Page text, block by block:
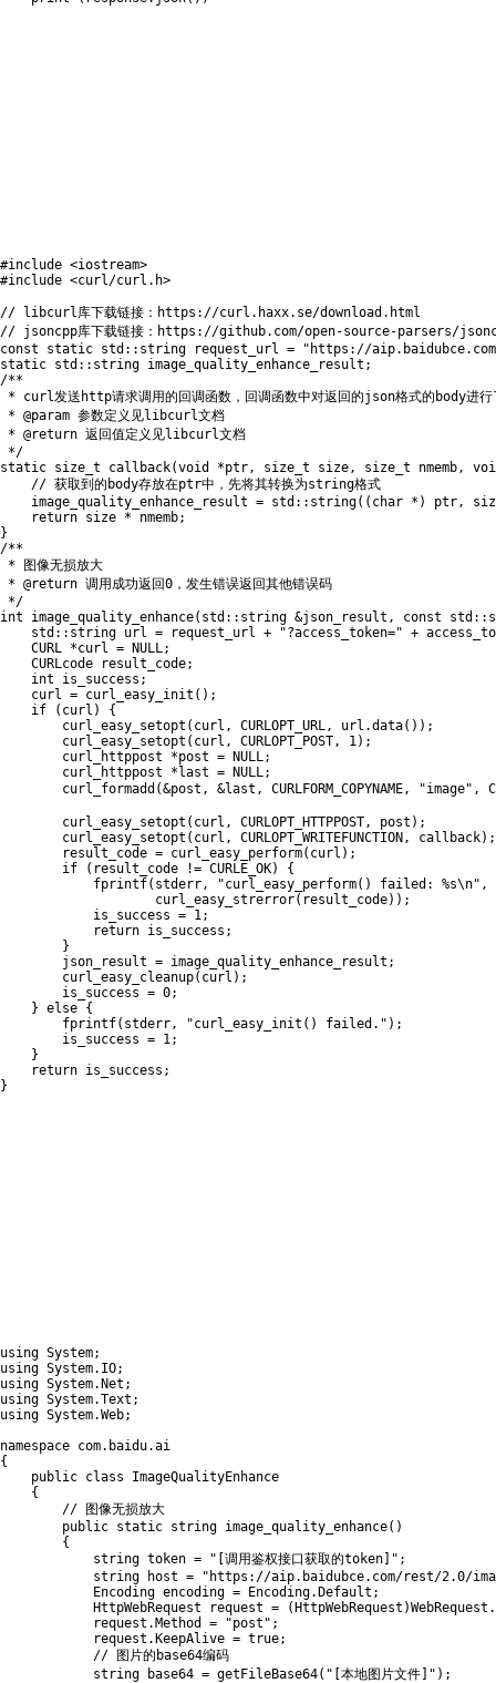
#include <iostream>
#include <curl/curl.h>
// libcurl库下载链接：https://curl.haxx.se/download.html
// jsoncpp库下载链接：https://github.com/open-source-parsers/
const
static std :: string request_url =
"https://
static std :: string image_quality_enhance_result ;
/**
* curl发送http请求调用的回调函数，回调函数中对返回的json格式的body进行
* @param 参数定义见libcurl文档
* @return 返回值定义见libcurl文档
*/
static size_t callback(void *ptr, size_t size, size_t nmemb,
// 获取到的body存放在ptr中，先将其转换为string格式
    image_quality_enhance_result
= std :: string( ( char * ) ptr,
return size * nmemb;
}
/**
* 图像无损放大
* @return 调用成功返回0，发生错误返回其他错误码
*/
int
image_quality_enhance( std :: string &json_result , const std ::
    std
:: string url = request_url + "?access_token=" +
    CURL
*curl = NULL;
    CURLcode result_code
;
int is_success ;
    curl
= curl_easy_init ( ) ;
if
( curl )
{
curl_easy_setopt ( curl , CURLOPT_URL, url .data( ) ) ;
curl_easy_setopt ( curl , CURLOPT_POST, 1) ;
        curl_httppost
*post = NULL;
        curl_httppost
* last = NULL;
curl_formadd (&post , &last , CURLFORM_COPYNAME, "image" ,
curl_easy_setopt ( curl , CURLOPT_HTTPPOST, post ) ;
curl_easy_setopt ( curl , CURLOPT_WRITEFUNCTION , callback) ;
        result_code
= curl_easy_perform( curl ) ;
if
( result_code != CURLE_OK)
{
fprintf( stderr, "curl_easy_perform() failed: %s\n" ,
curl_easy_strerror( result_code) ) ;
            is_success
= 1;
return is_success ;
}
        json_result
= image_quality_enhance_result ;
curl_easy_cleanup( curl ) ;
        is_success
= 0;
} else {
fprintf( stderr, "curl_easy_init() failed." ) ;
        is_success
= 1;
}
return is_success ;
}
using System;
using System. IO;
using System. Net ;
using System.Text ;
using System.Web;
namespace com. baidu.
{
public class
ImageQualityEnhance
{
// 图像无损放大
public static string image_quality_enhance( )
{
            string token
= "[调用鉴权接口获取的token]" ;
            string host
=
"https://aip.baidubce.com/rest/2.0/
            Encoding encoding
= Encoding. Default ;
            HttpWebRequest request
= ( HttpWebRequest )WebRequest .
            request
. Method = "post" ;
            request
. KeepAlive = true;
// 图片的base64编码
            string base64
= getFileBase64( "[本地图片文件]" ) ;